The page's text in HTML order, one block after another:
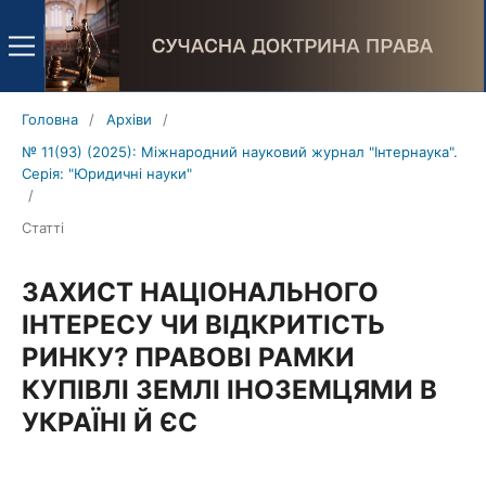
Головна / Архіви
/
№ 11(93) (2025): Міжнародний науковий журнал "Інтернаука".
Серія: "Юридичні науки"
/
Статті
ЗАХИСТ НАЦІОНАЛЬНОГО
ІНТЕРЕСУ ЧИ ВІДКРИТІСТЬ
РИНКУ? ПРАВОВІ РАМКИ
КУПІВЛІ ЗЕМЛІ ІНОЗЕМЦЯМИ В
УКРАЇНІ Й ЄС